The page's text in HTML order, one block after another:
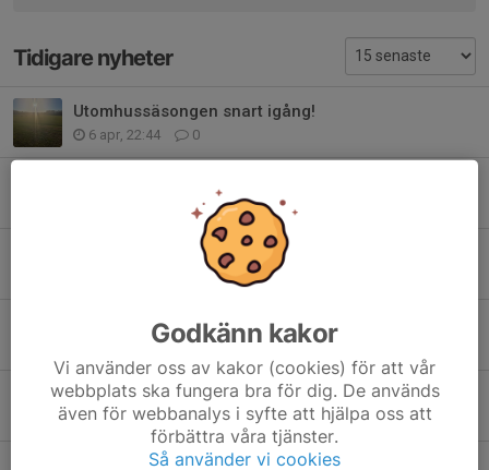
Tidigare nyheter
Utomhussäsongen snart igång!
6 apr, 22:44 0
0
Info+ Träning börjar 20 augusti
25 apr 2025 0
Inomhusträningen börjar onsdagen den 15 januari
5 jan 2025 0
Info + Inställda tjejträningar 23 och 30 mars.
Godkänn kakor
Vi använder oss av kakor (cookies) för att vår
webbplats ska fungera bra för dig. De används
även för webbanalys i syfte att hjälpa oss att
förbättra våra tjänster.
Så använder vi cookies